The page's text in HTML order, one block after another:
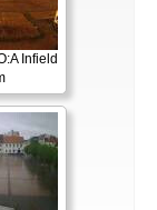
Infield